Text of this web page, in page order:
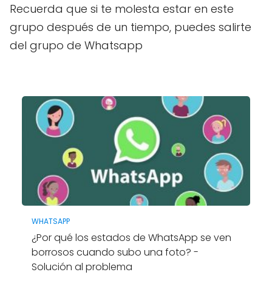
Recuerda que si te molesta estar en este
grupo después de un tiempo, puedes salirte
del grupo de Whatsapp
WHATSAPP
¿Por qué los estados de WhatsApp se ven
borrosos cuando subo una foto? -
Solución al problema